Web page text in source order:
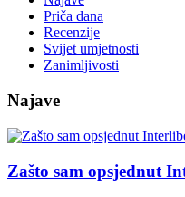
Priča dana
Recenzije
Svijet umjetnosti
Zanimljivosti
Najave
Zašto sam opsjednut